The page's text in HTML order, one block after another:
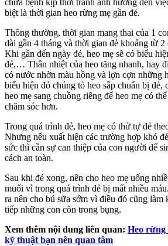
chữa bệnh kịp thời tránh ảnh hưởng đến
biệt là thời gian heo rừng mẹ gần đẻ.
Thông thường, thời gian mang thai của 1
dài gần 4 tháng và thời gian đẻ khoảng từ 2
Khi gần đến ngày đẻ, heo mẹ sẽ có biểu
đẻ,… Thân nhiệt của heo tăng nhanh, hay
có nước nhờn màu hồng và lợn cợn những
biểu hiện đó chúng tỏ heo sắp chuẩn bị đẻ,
heo mẹ sang chuồng riêng để heo mẹ có
chăm sóc hơn.
Trong quá trình đẻ, heo mẹ có thử tự đẻ
Nhưng nếu xuất hiện các trường hợp khó
sức thì cần sự can thiệp của con người để
cách an toàn.
Sau khi đẻ xong, nên cho heo mẹ uống
muối vì trong quá trình đẻ bị mất nhiều
ra nên cho bú sữa sớm vì điều đó cũng làm
tiếp những con còn trong bụng.
Xem thêm nội dung liên quan: Heo rừng
kỹ thuật bạn nên quan tâm